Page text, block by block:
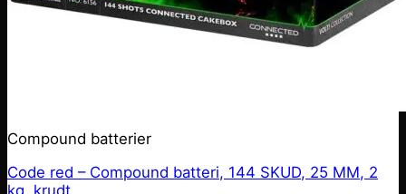
Compound batterier
Code red – Compound batteri, 144 SKUD, 25 MM, 2